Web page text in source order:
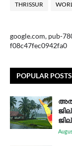
THRISSUR
google.com, pub-
f08c47fec0942fa0
POPULAR POSTS